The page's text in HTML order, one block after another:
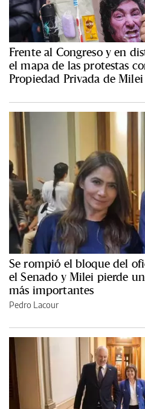
Frente al Congreso y en
el mapa de las protestas
Propiedad Privada de Milei
Se rompió el bloque del
el Senado y Milei pierde
más importantes
Pedro Lacour